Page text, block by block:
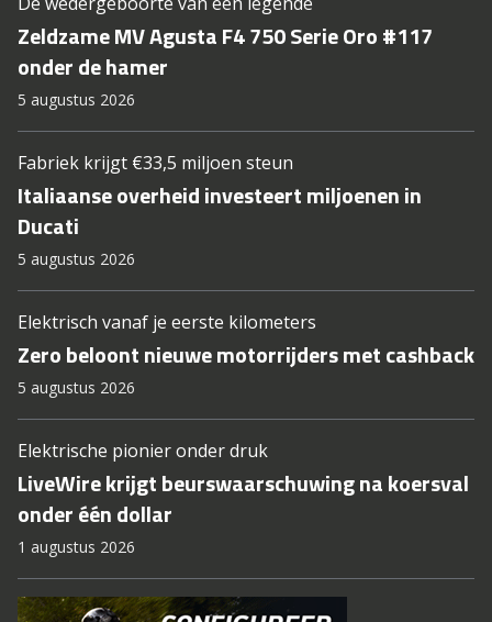
Zeldzame MV Agusta F4 750 Serie Oro #117
onder de hamer
5 augustus 2026
Fabriek krijgt €33,5 miljoen steun
Italiaanse overheid investeert miljoenen in
Ducati
5 augustus 2026
Elektrisch vanaf je eerste kilometers
Zero beloont nieuwe motorrijders met cashback
5 augustus 2026
Elektrische pionier onder druk
LiveWire krijgt beurswaarschuwing na koersval
onder één dollar
1 augustus 2026